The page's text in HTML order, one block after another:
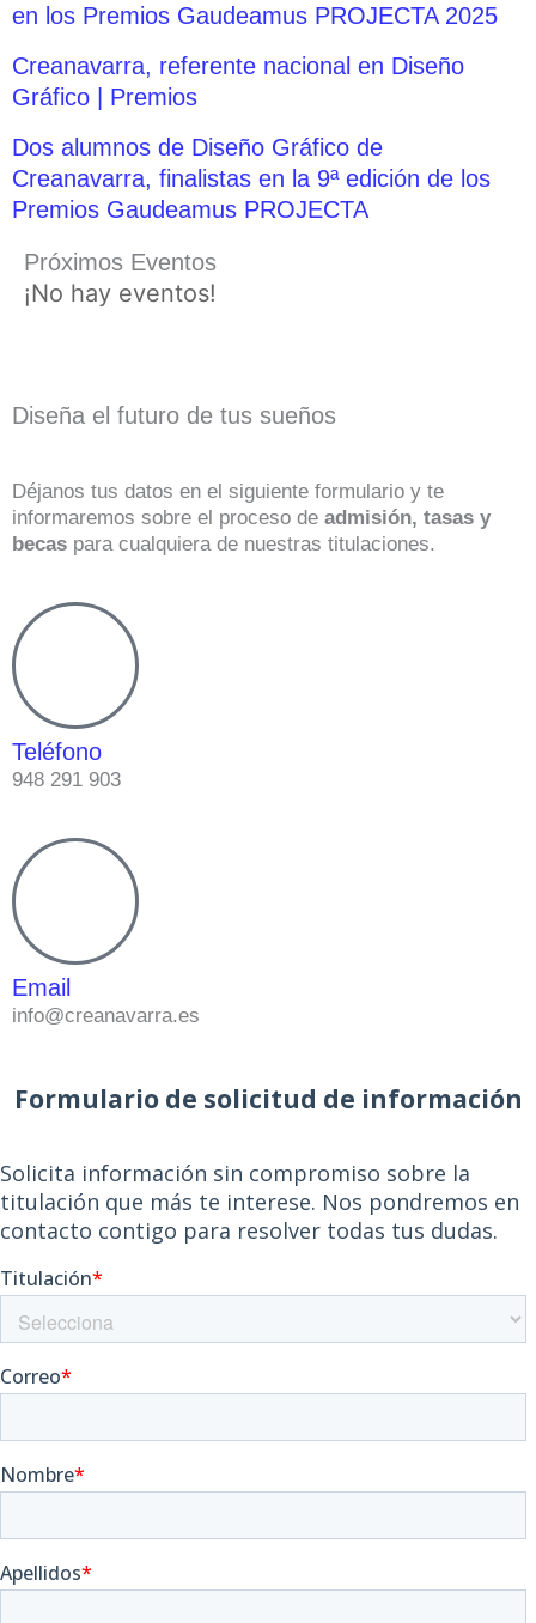
en los Premios Gaudeamus PROJECTA 2025
Creanavarra, referente nacional en Diseño
Gráfico | Premios
Dos alumnos de Diseño Gráfico de
Creanavarra, finalistas en la 9ª edición de los
Premios Gaudeamus PROJECTA
Próximos Eventos
¡No hay eventos!
Diseña el futuro de tus sueños
Déjanos tus datos en el siguiente formulario y te
informaremos sobre el proceso de admisión, tasas y
becas para cualquiera de nuestras titulaciones.
Teléfono
948 291 903
Email
info@creanavarra.es